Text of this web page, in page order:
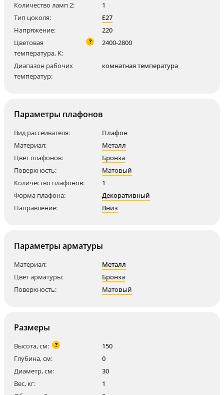
Количество ламп 2:
1
Тип цоколя:
E27
Напряжение:
220
Цветовая
температура, K:
? 2400-2800
Диапазон рабочих
температур:
комнатная температура
Параметры плафонов
Вид рассеивателя:
Плафон
Материал:
Металл
Цвет плафонов:
Бронза
Поверхность:
Матовый
Количество плафонов:
1
Форма плафона:
Декоративный
Направление:
Вниз
Параметры арматуры
Материал:
Металл
Цвет арматуры:
Бронза
Поверхность:
Матовый
Размеры
Высота, см: ?
150
Глубина, см:
0
Диаметр, см:
30
Вес, кг:
1